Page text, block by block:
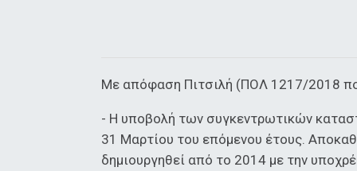
Με απόφαση Πιτσιλή (ΠΟΛ 1217/2018
- Η υποβολή των συγκεντρωτικών
31 Μαρτίου του επόμενου έτους.
δημιουργηθεί από το 2014 με την